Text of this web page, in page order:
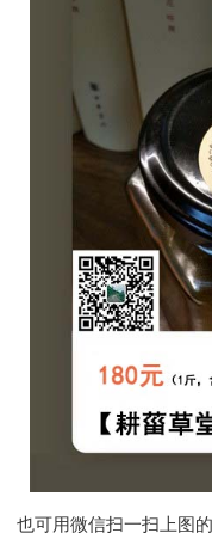
也可用微信扫一扫上图